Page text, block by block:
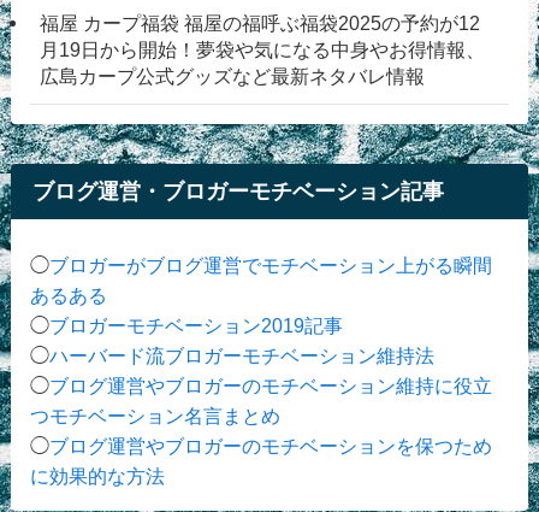
福屋 カープ福袋 福屋の福呼ぶ福袋2025の予約が12
月19日から開始！夢袋や気になる中身やお得情報、
広島カープ公式グッズなど最新ネタバレ情報
ブログ運営・ブロガーモチベーション記事
◯ブロガーがブログ運営でモチベーション上がる瞬間
あるある
◯ブロガーモチベーション2019記事
◯ハーバード流ブロガーモチベーション維持法
◯ブログ運営やブロガーのモチベーション維持に役立
つモチベーション名言まとめ
◯ブログ運営やブロガーのモチベーションを保つため
に効果的な方法